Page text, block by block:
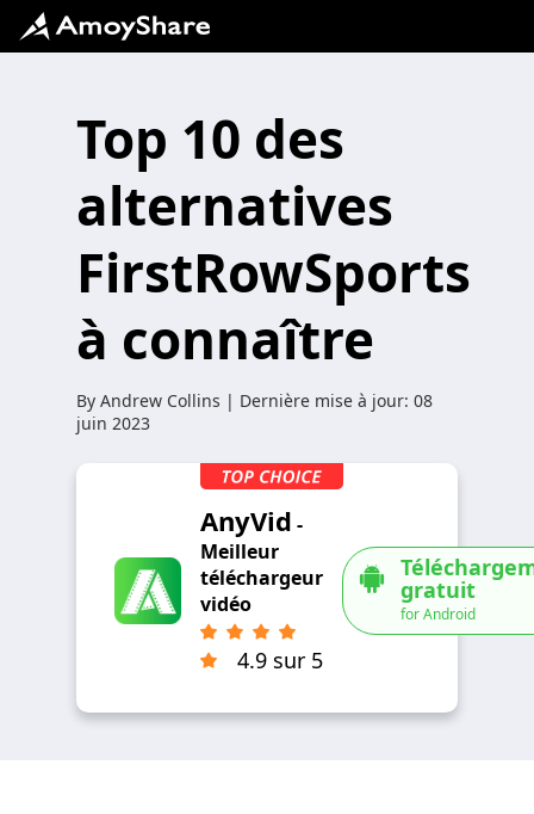
Top 10 des
alternatives
FirstRowSports
à connaître
By Andrew Collins | Dernière mise à jour: 08
juin 2023
AnyVid -
Meilleur
téléchargeur
vidéo
4.9 sur 5
gratuit
for Android